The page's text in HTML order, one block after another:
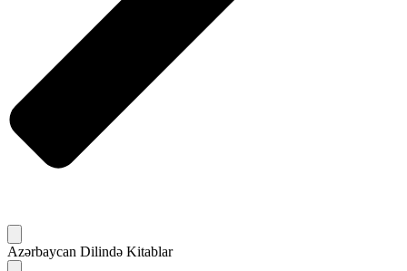
Azərbaycan Dilində Kitablar